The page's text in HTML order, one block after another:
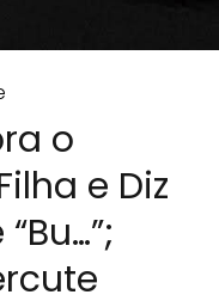
o
e Diz